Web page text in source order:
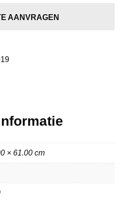
AANVRAGEN
× 61.00 cm